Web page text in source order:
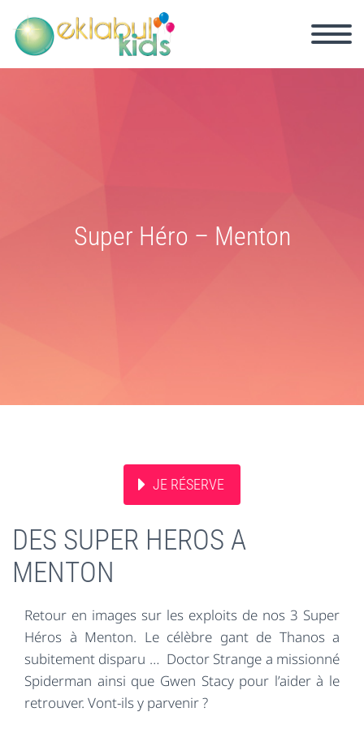
Super Héro – Menton
JE RÉSERVE
DES SUPER HEROS A
MENTON
Retour en images sur les exploits de nos 3 Super
Héros à Menton. Le célèbre gant de Thanos a
subitement disparu … Doctor Strange a missionné
Spiderman ainsi que Gwen Stacy pour l’aider à le
retrouver. Vont-ils y parvenir ?